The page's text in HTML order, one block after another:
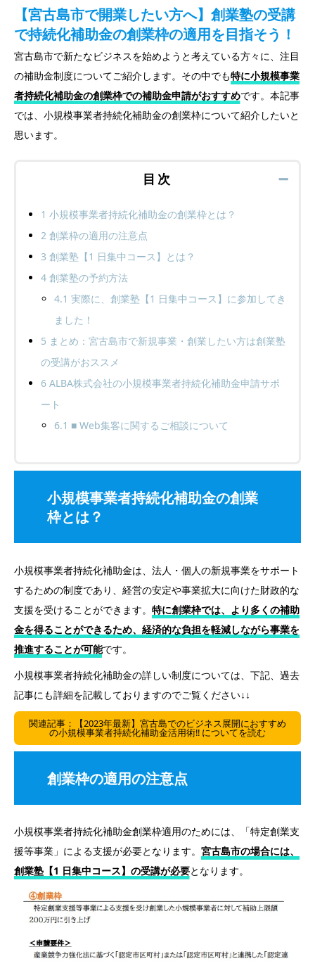
【宮古島市で開業したい方へ】創業塾の受講
で持続化補助金の創業枠の適用を目指そう！
宮古島市で新たなビジネスを始めようと考えている方々に、注目
の補助金制度についてご紹介します。その中でも特に小規模事業
者持続化補助金の創業枠での補助金申請がおすすめです。本記事
では、小規模事業者持続化補助金の創業枠について紹介したいと
思います。
目次 ➖
1 小規模事業者持続化補助金の創業枠とは？
2 創業枠の適用の注意点
3 創業塾【1 日集中コース】とは？
4 創業塾の予約方法
4.1 実際に、創業塾【1 日集中コース】に参加してき
ました！
5 まとめ：宮古島市で新規事業・創業したい方は創業塾
の受講がおススメ
6 ALBA株式会社の小規模事業者持続化補助金申請サポ
ート
6.1 ■ Web集客に関するご相談について
小規模事業者持続化補助金の創業
枠とは？
小規模事業者持続化補助金は、法人・個人の新規事業をサポート
するための制度であり、経営の安定や事業拡大に向けた財政的な
支援を受けることができます。 特に創業枠では、より多くの補助
金を得ることができるため、経済的な負担を軽減しながら事業を
推進することが可能です。
小規模事業者持続化補助金の詳しい制度については、下記、過去
記事にも詳細を記載しておりますのでご覧ください↓↓
関連記事：【2023年最新】宮古島でのビジネス展開におすすめ
の小規模事業者持続化補助金活用術‼ についてを読む
創業枠の適用の注意点
小規模事業者持続化補助金創業枠適用のためには、「特定創業支
援等事業」による支援が必要となります。 宮古島市の場合には、
創業塾【1 日集中コース】の受講が必要となります。